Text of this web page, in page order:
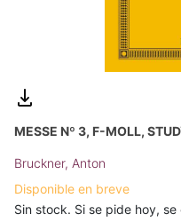
MESSE Nº 3, F-MOLL,
Bruckner, Anton
Disponible en breve
Sin stock. Si se pide hoy,